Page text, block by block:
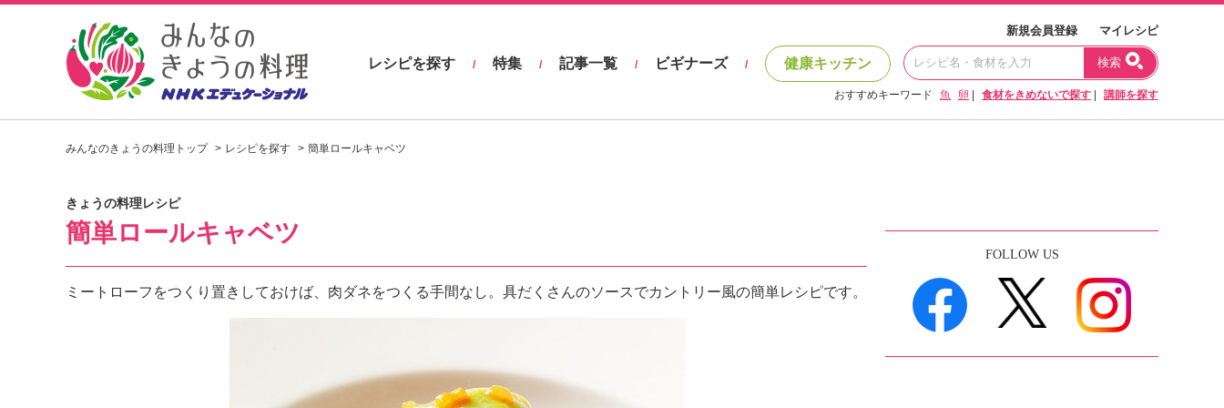
し
見
つ
け
よ
H
新規会員登録 マイレシピ
レシピを探す / 特集 / 記事一覧 / ビギナーズ / 健康キッチン 検索
おすすめキーワード 魚 卵 食材をきめないで探す 講師を探す
みんなのきょうの料理トップ レシピを探す 簡単ロールキャベツ
きょうの料理レシピ
簡単ロールキャベツ
ミートローフをつくり置きしておけば、肉ダネをつくる手間なし。具だくさんのソースでカントリー風の簡単レシピです。
FOLLOW US